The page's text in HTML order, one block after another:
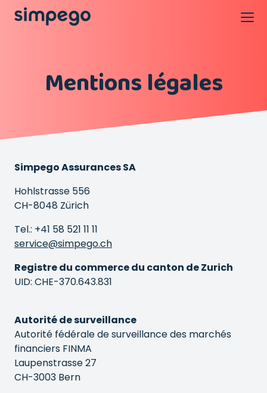
Mentions légales
Simpego Assurances SA
Hohlstrasse 556
CH-8048 Zürich
Tel.: +41 58 521 11 11
service@simpego.ch
Registre du commerce du canton de Zurich
UID: CHE-370.643.831
Autorité de surveillance
Autorité fédérale de surveillance des marchés
financiers FINMA
Laupenstrasse 27
CH-3003 Bern